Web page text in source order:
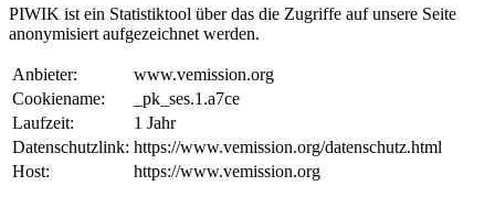
PIWIK ist ein Statistiktool über das die Zugriffe auf unsere Seite
anonymisiert aufgezeichnet werden.
Anbieter:
www.vemission.org
Cookiename:
_pk_ses.1.a7ce
Laufzeit:
1 Jahr
Datenschutzlink: https://www.vemission.org/datenschutz.html
Host:
https://www.vemission.org